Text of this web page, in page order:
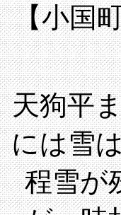
【小国
天狗平
には雪
程雪が